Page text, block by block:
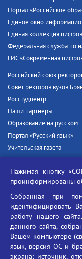
Портал «Российское
Единое окно
Единая коллекция
Федеральная служба по
ГИС «Современная
Российский союз
Совет ректоров вузов
Росстудцентр
Наши партнёры
Образование на русском
Портал «Русский язык»
Учительская газета
Единый портал
Противодействие
Социальные ролики -
Противодействие
БГУ против наркотиков
Нажимая кнопку
проинформированы
Собранная при
идентифицировать
работу нашего
данного сайта,
Вашем компьютере
язык, версия ОС и
экрана; источник,